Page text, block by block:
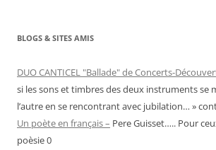
BLOGS & SITES AMIS
DUO CANTICEL "Ballade" de Concerts-
si les sons et timbres des deux instruments se
l’autre en se rencontrant avec jubilation… »
Un poète en français – Pere Guisset….. Pour
poèsie 0